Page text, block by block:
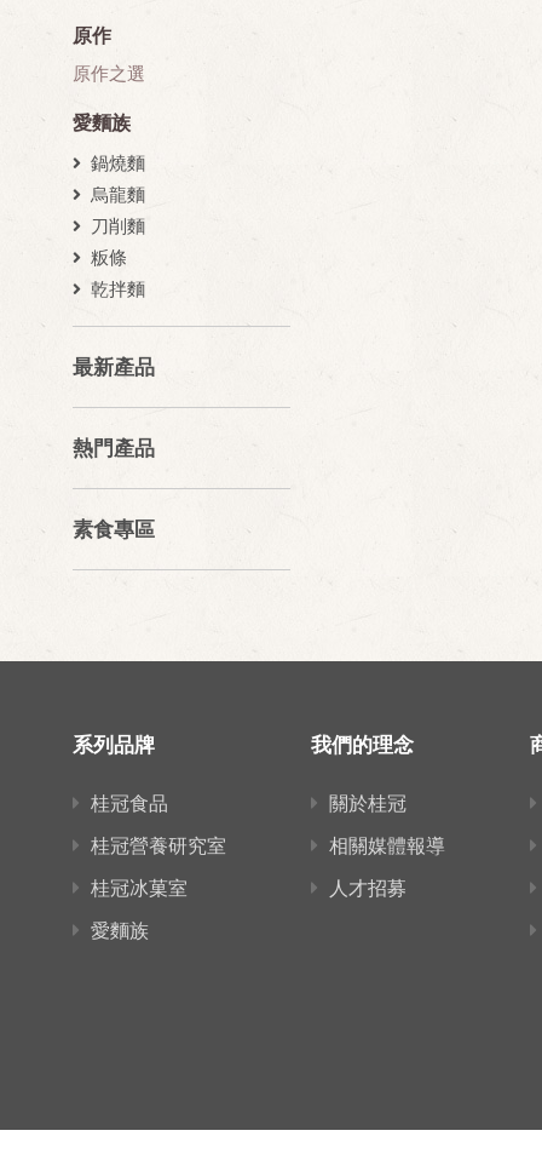
原作
原作之選
愛麵族
鍋燒麵
烏龍麵
刀削麵
粄條
乾拌麵
最新產品
熱門產品
素食專區
系列品牌
桂冠食品
桂冠營養研究室
桂冠冰菓室
愛麵族
我們的理念
關於桂冠
相關媒體報導
人才招募